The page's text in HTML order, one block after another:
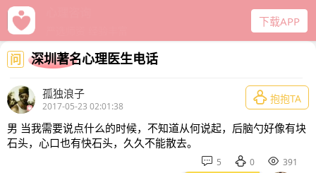
下载APP
问 深圳著名心理医生电话
孤独浪子
2017-05-23 02:01:38
 抱抱TA
男 当我需要说点什么的时候，不知道从何说起，后脑勺好像有块
石头，心口也有快石头，久久不能散去。
 5  0  391